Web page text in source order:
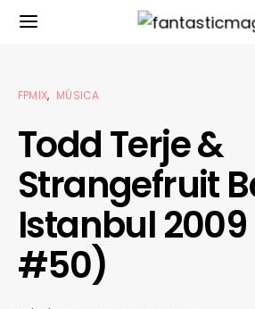
FPMIX MÚSICA
Todd Terje &
Strangefruit
Istanbul 2009
#50)